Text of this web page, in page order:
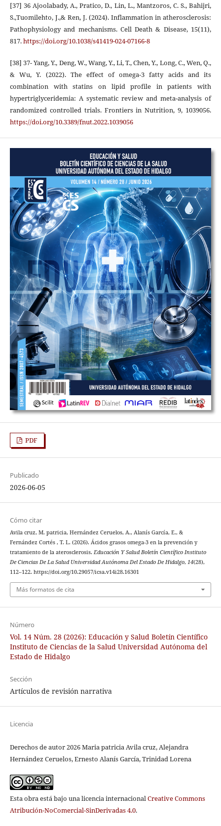
[37] 36 Ajoolabady, A., Pratico, D., Lin, L., Mantzoros, C. S., Bahijri,
S.,Tuomilehto, J.,& Ren, J. (2024). Inflammation in atherosclerosis:
Pathophysiology and mechanisms. Cell Death & Disease, 15(11),
817.https://doi.org/10.1038/s41419-024-07166-8
[38] 37- Yang, Y., Deng, W., Wang, Y., Li, T., Chen, Y., Long, C., Wen, Q.,
& Wu, Y. (2022). The effect of omega-3 fatty acids and its
combination with statins on lipid profile in patients with
hypertriglyceridemia: A systematic review and meta-analysis of
randomized controlled trials. Frontiers in Nutrition, 9, 1039056.
https://doi.org/10.3389/fnut.2022.1039056
PDF
Publicado
2026-06-05
Cómo citar
Avila cruz, M. patricia, Hernández Ceruelos, A., Alanís García, E., &
Fernández Cortés , T. L. (2026). Ácidos grasos omega-3 en la prevención y
tratamiento de la aterosclerosis. Educación Y Salud Boletín Científico Instituto
De Ciencias De La Salud Universidad Autónoma Del Estado De Hidalgo, 14(28),
112–122. https://doi.org/10.29057/icsa.v14i28.16301
Más formatos de cita
Número
Vol. 14 Núm. 28 (2026): Educación y Salud Boletín Científico
Instituto de Ciencias de la Salud Universidad Autónoma del
Estado de Hidalgo
Sección
Artículos de revisión narrativa
Licencia
Derechos de autor 2026 Maria patricia Avila cruz, Alejandra
Hernández Ceruelos, Ernesto Alanís García, Trinidad Lorena
Esta obra está bajo una licencia internacionalCreative Commons
Atribución-NoComercial-SinDerivadas 4.0.